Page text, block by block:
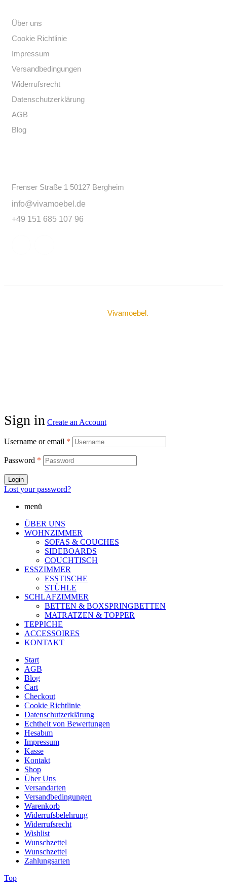
Über uns
Cookie Richtlinie
Impressum
Versandbedingungen
Widerrufsrecht
Datenschutzerklärung
AGB
Blog
Frenser Straße 1 50127 Bergheim
info@vivamoebel.de
+49 151 685 107 96
Vivamoebel.
Sign in Create an Account
Username or email *
Password *
Login
Lost your password?
menü
ÜBER UNS
WOHNZIMMER
SOFAS & COUCHES
SIDEBOARDS
COUCHTISCH
ESSZIMMER
ESSTISCHE
STÜHLE
SCHLAFZIMMER
BETTEN & BOXSPRINGBETTEN
MATRATZEN & TOPPER
TEPPICHE
ACCESSOIRES
KONTAKT
Start
AGB
Blog
Cart
Checkout
Cookie Richtlinie
Datenschutzerklärung
Echtheit von Bewertungen
Hesabım
Impressum
Kasse
Kontakt
Shop
Über Uns
Versandarten
Versandbedingungen
Warenkorb
Widerrufsbelehrung
Widerrufsrecht
Wishlist
Wunschzettel
Wunschzettel
Zahlungsarten
Top